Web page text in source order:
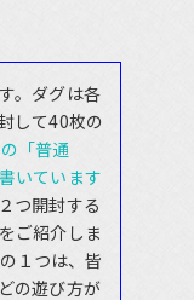
。ダグは各
して40枚の
「普通
いています
つ開封する
ご紹介しま
１つは、皆
の遊び方が